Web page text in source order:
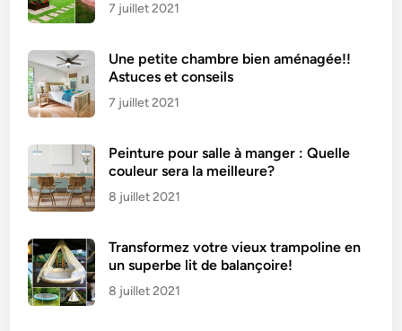
7 juillet 2021
Une petite chambre bien aménagée!!
Astuces et conseils
7 juillet 2021
Peinture pour salle à manger : Quelle
couleur sera la meilleure?
8 juillet 2021
Transformez votre vieux trampoline en
un superbe lit de balançoire!
8 juillet 2021